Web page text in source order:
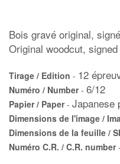
Bois gravé original,
Original woodcut,
Tirage / Edition - 12
Numéro / Number- 6/12
Papier / Paper- Japanese
Dimensions de l'image /
Dimensions de la feuille /
Numéro C.R. / C.R. number-